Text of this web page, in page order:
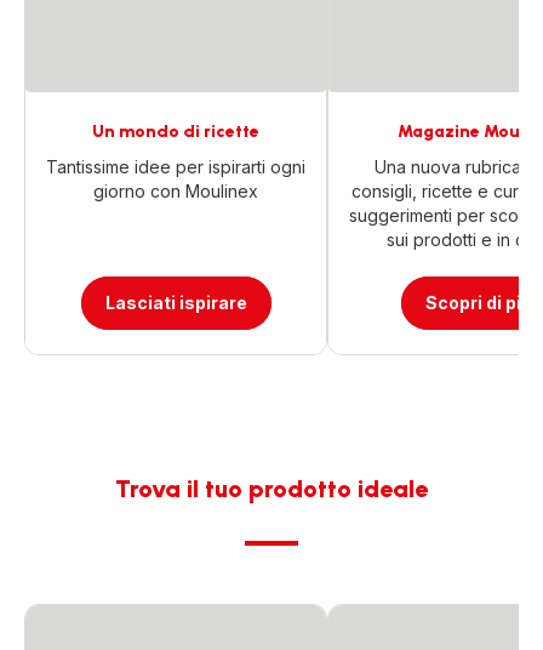
Un mondo di ricette
Tantissime idee per ispirarti ogni
giorno con Moulinex
Lasciati ispirare
Magazine
Una nuova rubrica
consigli, ricette e
suggerimenti per
sui prodotti e in
Scopri di più
Trova il tuo prodotto ideale